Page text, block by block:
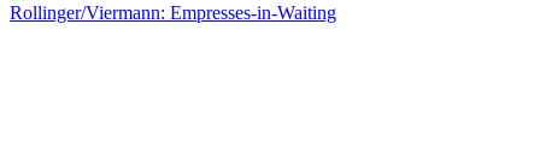
Rollinger/Viermann: Empresses-in-Waiting